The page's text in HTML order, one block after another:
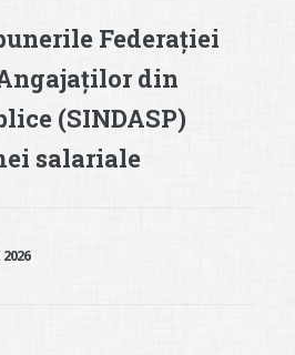
Federației
din
(SINDASP)
salariale